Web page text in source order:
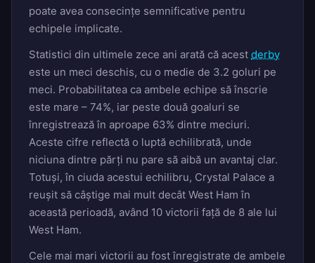
poate avea consecințe semnificative pentru
echipele implicate.
Statistici din ultimele zece ani arată că acest derby
este un meci deschis, cu o medie de 3.2 goluri pe
meci. Probabilitatea ca ambele echipe să înscrie
este mare – 74%, iar peste două goaluri se
înregistrează în aproape 63% dintre meciuri.
Aceste cifre reflectă o luptă echilibrată, unde
niciuna dintre părți nu pare să aibă un avantaj clar.
Totuși, în ciuda acestui echilibru, Crystal Palace a
reușit să câștige mai mult decât West Ham în
această perioadă, având 10 victorii față de 8 ale lui
West Ham.
Cele mai mari victorii au fost înregistrate de ambele